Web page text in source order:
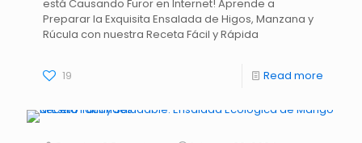
está Causando Furor en Internet! Aprende a
Preparar la Exquisita Ensalada de Higos, Manzana y
Rúcula con nuestra Receta Fácil y Rápida
19 Read more